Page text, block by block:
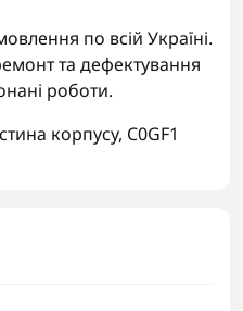
по всій Україні.
та дефектування
роботи.
корпусу, C0GF1